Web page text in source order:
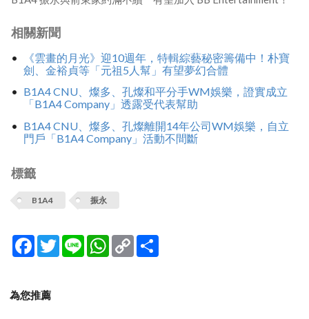
相關新聞
《雲畫的月光》迎10週年，特輯綜藝秘密籌備中！朴寶
劍、金裕貞等「元祖5人幫」有望夢幻合體
B1A4 CNU、燦多、孔燦和平分手WM娛樂，證實成立
「B1A4 Company」透露受代表幫助
B1A4 CNU、燦多、孔燦離開14年公司WM娛樂，自立
門戶「B1A4 Company」活動不間斷
標籤
B1A4 振永
Facebook
TwitterLine WhatsApp
Copy
Link
為您推薦